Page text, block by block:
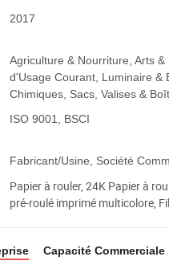
2017
Agriculture & Nourriture, Arts
d'Usage Courant, Luminaire &
Chimiques, Sacs, Valises &
ISO 9001, BSCI
Fabricant/Usine, Société
Papier à rouler, 24K Papier à
pré-roulé imprimé multicolore,
Capacité Commerciale